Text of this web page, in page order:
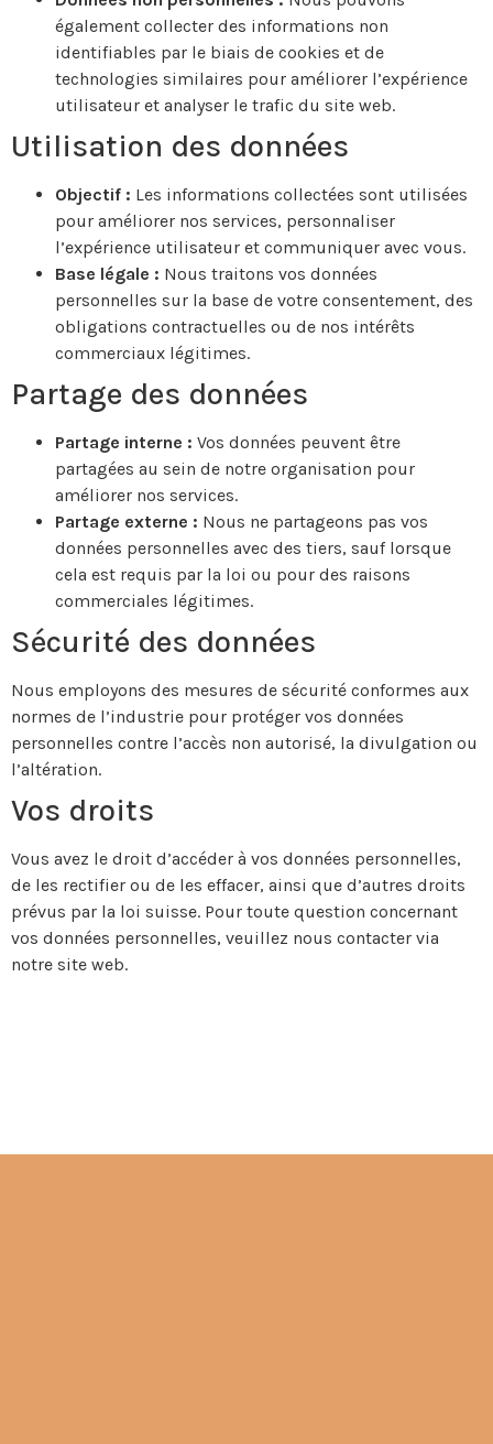
également collecter des informations non
identifiables par le biais de cookies et de
technologies similaires pour améliorer l’expérience
utilisateur et analyser le trafic du site web.
Utilisation des données
Objectif : Les informations collectées sont utilisées
pour améliorer nos services, personnaliser
l’expérience utilisateur et communiquer avec vous.
Base légale : Nous traitons vos données
personnelles sur la base de votre consentement, des
obligations contractuelles ou de nos intérêts
commerciaux légitimes.
Partage des données
Partage interne : Vos données peuvent être
partagées au sein de notre organisation pour
améliorer nos services.
Partage externe : Nous ne partageons pas vos
données personnelles avec des tiers, sauf lorsque
cela est requis par la loi ou pour des raisons
commerciales légitimes.
Sécurité des données
Nous employons des mesures de sécurité conformes aux
normes de l’industrie pour protéger vos données
personnelles contre l’accès non autorisé, la divulgation ou
l’altération.
Vos droits
Vous avez le droit d’accéder à vos données personnelles,
de les rectifier ou de les effacer, ainsi que d’autres droits
prévus par la loi suisse. Pour toute question concernant
vos données personnelles, veuillez nous contacter via
notre site web.